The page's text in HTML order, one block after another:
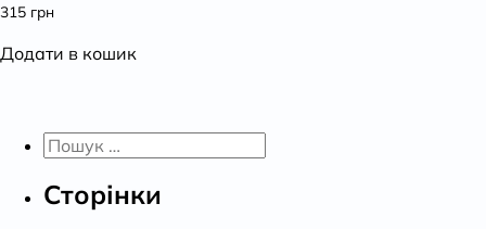
315 грн
Додати в кошик
Пошук:
Сторінки